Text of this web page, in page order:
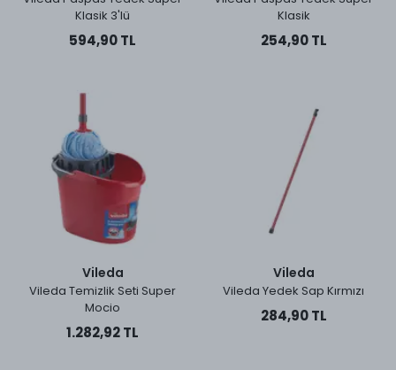
Klasik 3'lü
594,90 TL
Klasik
254,90 TL
Vileda
Vileda Temizlik Seti Super
Mocio
1.282,92 TL
Vileda
Vileda Yedek Sap Kırmızı
284,90 TL